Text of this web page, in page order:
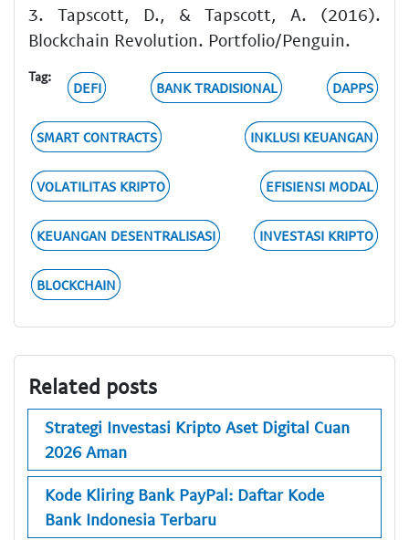
3. Tapscott, D., & Tapscott, A. (2016).
Blockchain Revolution. Portfolio/Penguin.
Tag:
DEFI BANK TRADISIONAL DAPPS
SMART CONTRACTS INKLUSI KEUANGAN
VOLATILITAS KRIPTO EFISIENSI MODAL
KEUANGAN DESENTRALISASI INVESTASI KRIPTO
BLOCKCHAIN
Related posts
Strategi Investasi Kripto Aset Digital Cuan
2026 Aman
Kode Kliring Bank PayPal: Daftar Kode
Bank Indonesia Terbaru